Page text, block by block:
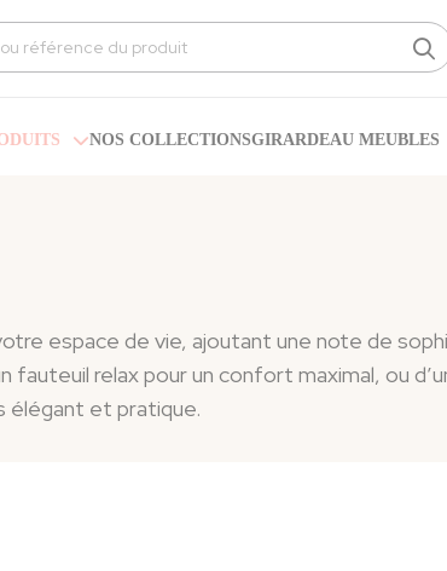
NOS COLLECTIONSGIRARDEAU MEUBLES
espace de vie, ajoutant une note de
fauteuil relax pour un confort maximal, ou
élégant et pratique.